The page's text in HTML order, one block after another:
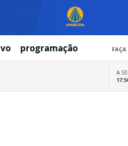
programação
A